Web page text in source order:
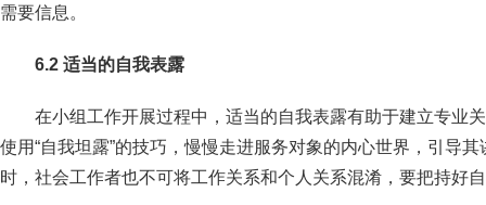
需要信息。
6.2 适当的自我表露
在小组工作开展过程中，适当的自我表露有助于建立专业
使用“自我坦露”的技巧，慢慢走进服务对象的内心世界，引导
时，社会工作者也不可将工作关系和个人关系混淆，要把持好